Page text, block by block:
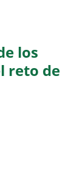
los
reto de